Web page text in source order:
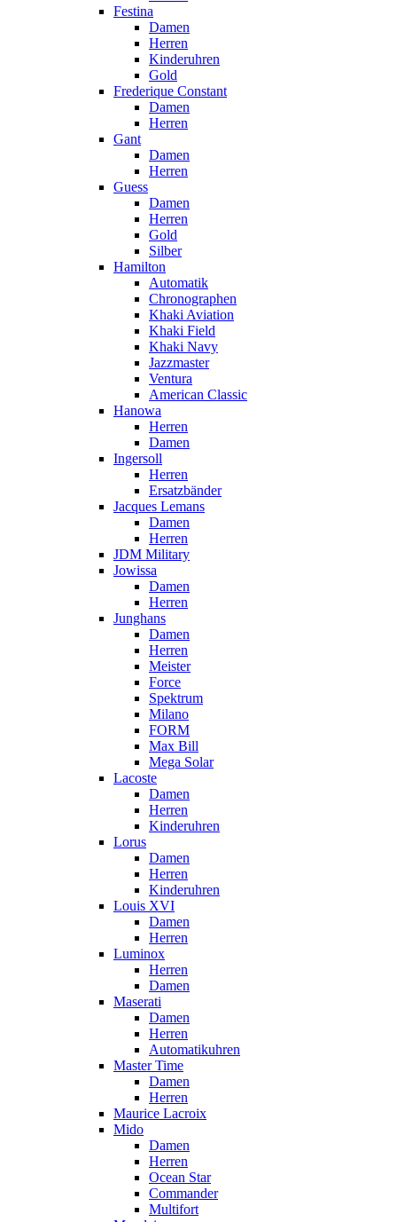
Festina
Damen
Herren
Kinderuhren
Gold
Frederique Constant
Damen
Herren
Gant
Damen
Herren
Guess
Damen
Herren
Gold
Silber
Hamilton
Automatik
Chronographen
Khaki Aviation
Khaki Field
Khaki Navy
Jazzmaster
Ventura
American Classic
Hanowa
Herren
Damen
Ingersoll
Herren
Ersatzbänder
Jacques Lemans
Damen
Herren
JDM Military
Jowissa
Damen
Herren
Junghans
Damen
Herren
Meister
Force
Spektrum
Milano
FORM
Max Bill
Mega Solar
Lacoste
Damen
Herren
Kinderuhren
Lorus
Damen
Herren
Kinderuhren
Louis XVI
Damen
Herren
Luminox
Herren
Damen
Maserati
Damen
Herren
Automatikuhren
Master Time
Damen
Herren
Maurice Lacroix
Mido
Damen
Herren
Ocean Star
Commander
Multifort